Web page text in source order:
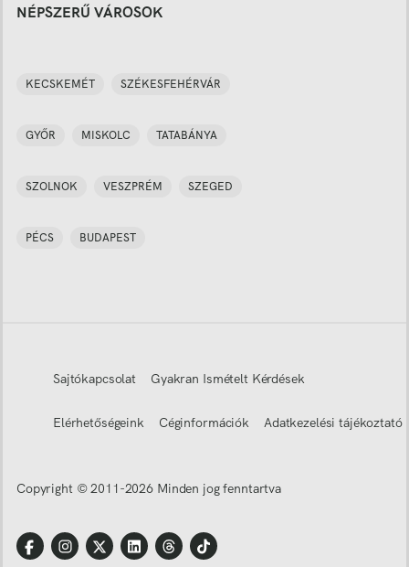
NÉPSZERŰ VÁROSOK
KECSKEMÉT SZÉKESFEHÉRVÁR
GYŐR MISKOLC TATABÁNYA
SZOLNOK VESZPRÉM SZEGED
PÉCS BUDAPEST
Sajtókapcsolat Gyakran Ismételt Kérdések
Elérhetőségeink Céginformációk Adatkezelési tájékoztató
Copyright © 2011-2026 Minden jog fenntartva